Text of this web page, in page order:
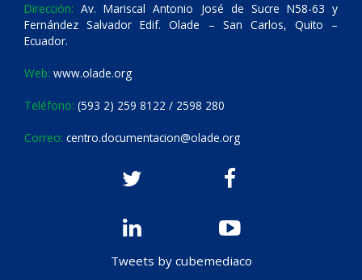
Dirección: Av. Mariscal Antonio José de Sucre N58-63 y
Fernández Salvador Edif. Olade – San Carlos, Quito –
Ecuador.
Web: www.olade.org
Teléfono: (593 2) 259 8122 / 2598 280
Correo: centro.documentacion@olade.org
Tweets by cubemediaco